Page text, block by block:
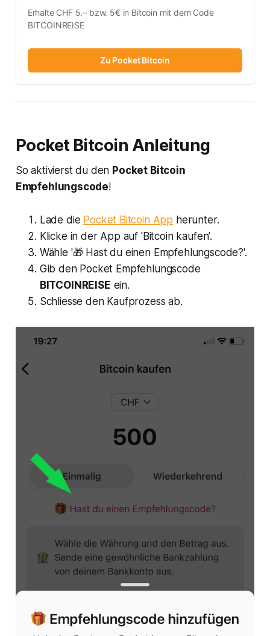
Erhalte CHF 5.– bzw. 5€ in Bitcoin mit dem Code
BITCOINREISE
Zu Pocket Bitcoin
Pocket Bitcoin Anleitung
So aktivierst du den Pocket Bitcoin
Empfehlungscode!
Lade die Pocket Bitcoin App herunter.
Klicke in der App auf 'Bitcoin kaufen'.
Wähle '🎁 Hast du einen Empfehlungscode?'.
Gib den Pocket Empfehlungscode
BITCOINREISE ein.
Schliesse den Kaufprozess ab.